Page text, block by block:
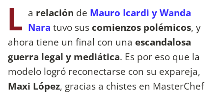
L a relación de Mauro Icardi y Wanda
Nara tuvo sus comienzos polémicos, y
ahora tiene un final con una escandalosa
guerra legal y mediática. Es por eso que la
modelo logró reconectarse con su expareja,
Maxi López, gracias a chistes en MasterChef